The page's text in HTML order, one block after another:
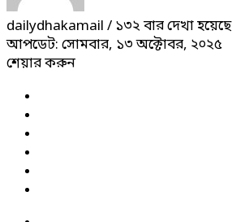
dailydhakamail / ১৩২ বার দেখা হয়েছে
আপডেট: সোমবার, ১৩ অক্টোবর, ২০২৫
শেয়ার করুন